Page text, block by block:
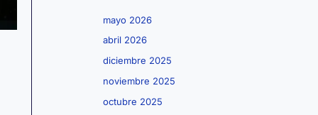
mayo 2026
abril 2026
diciembre 2025
noviembre 2025
octubre 2025